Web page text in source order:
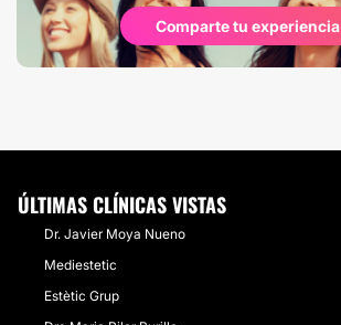
Comparte tu experiencia
ÚLTIMAS CLÍNICAS VISTAS
Dr. Javier Moya Nueno
Mediestetic
Estètic Grup